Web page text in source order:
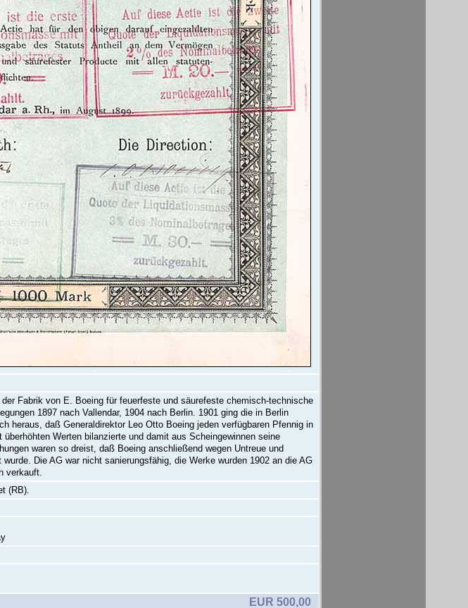
Fabrik von E. Boeing für feuerfeste und säurefeste chemisch-technische
1897 nach Vallendar, 1904 nach Berlin. 1901 ging die in Berlin
heraus, daß Generaldirektor Leo Otto Boeing jeden verfügbaren Pfennig in
Werten bilanzierte und damit aus Scheingewinnen seine
waren so dreist, daß Boeing anschließend wegen Untreue und
Die AG war nicht sanierungsfähig, die Werke wurden 1902 an die AG
verkauft.
(RB).
EUR 500,00